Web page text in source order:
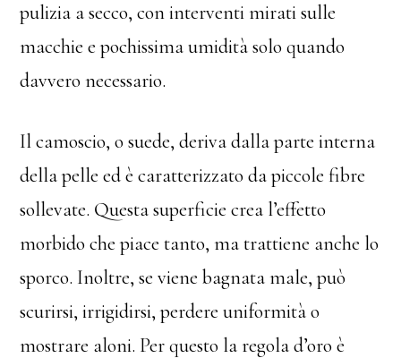
pulizia a secco, con interventi mirati sulle
macchie e pochissima umidità solo quando
davvero necessario.
Il camoscio, o suede, deriva dalla parte interna
della pelle ed è caratterizzato da piccole fibre
sollevate. Questa superficie crea l’effetto
morbido che piace tanto, ma trattiene anche lo
sporco. Inoltre, se viene bagnata male, può
scurirsi, irrigidirsi, perdere uniformità o
mostrare aloni. Per questo la regola d’oro è